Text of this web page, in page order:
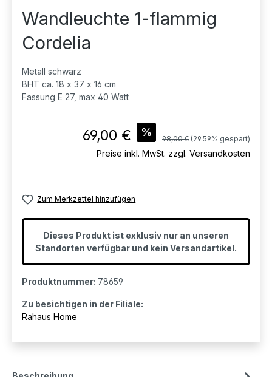
Wandleuchte 1-flammig
Cordelia
Metall schwarz
BHT ca. 18 x 37 x 16 cm
Fassung E 27, max 40 Watt
Verkaufspreis:
69,00 € % Regulärer Preis:
98,00 € (29.59% gespart)
Preise inkl. MwSt. zzgl. Versandkosten
Zum Merkzettel hinzufügen
Dieses Produkt ist exklusiv nur an unseren
Standorten verfügbar und kein Versandartikel.
Produktnummer: 78659
Zu besichtigen in der Filiale:
Rahaus Home